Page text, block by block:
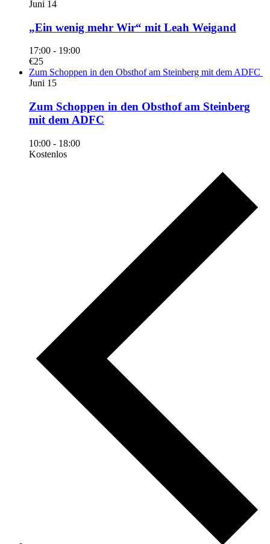
Juni 14
„Ein wenig mehr Wir“ mit Leah Weigand
17:00 - 19:00
€25
Zum Schoppen in den Obsthof am Steinberg mit dem ADFC
Juni 15
Zum Schoppen in den Obsthof am Steinberg
mit dem ADFC
10:00 - 18:00
Kostenlos